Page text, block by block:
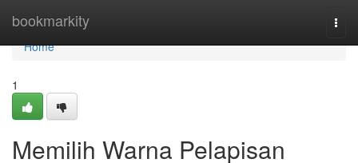
bookmarkity
Home
Home
1
Memilih Warna Pelapisan